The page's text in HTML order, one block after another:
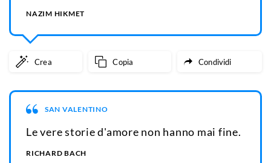
NAZIM HIKMET
Crea Copia Condividi
SAN VALENTINO
Le vere storie d'amore non hanno mai fine.
RICHARD BACH